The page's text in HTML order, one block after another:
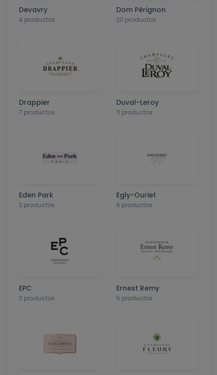
Devavry
4 productos
Dom Pérignon
20 productos
Drappier
7 productos
Duval-Leroy
11 productos
Eden Park
2 productos
Egly-Ouriet
6 productos
EPC
3 productos
Ernest Remy
5 productos